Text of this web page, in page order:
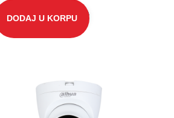
DODAJ U KORPU